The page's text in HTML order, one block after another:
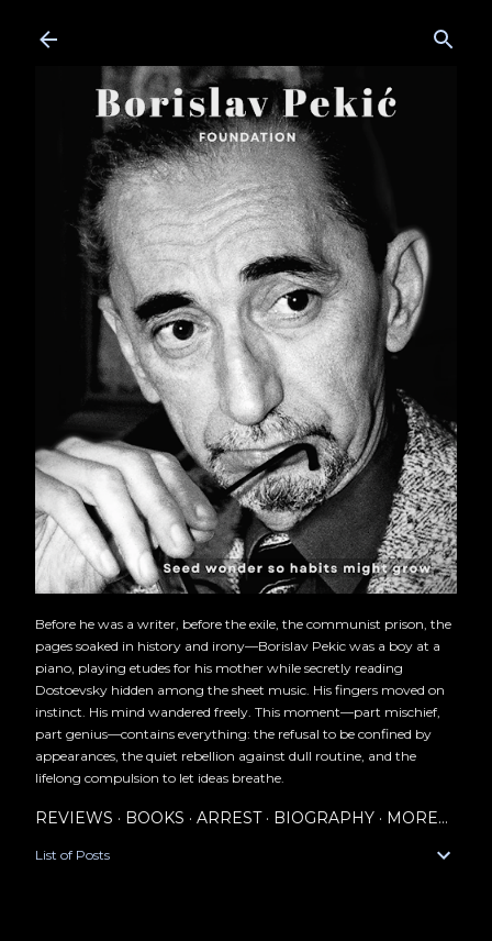
Before he was a writer, before the exile, the communist prison, the
pages soaked in history and irony—Borislav Pekic was a boy at a
piano, playing etudes for his mother while secretly reading
Dostoevsky hidden among the sheet music. His fingers moved on
instinct. His mind wandered freely. This moment—part mischief,
part genius—contains everything: the refusal to be confined by
appearances, the quiet rebellion against dull routine, and the
lifelong compulsion to let ideas breathe.
REVIEWS BOOKS ARREST BIOGRAPHY MORE…
List of Posts